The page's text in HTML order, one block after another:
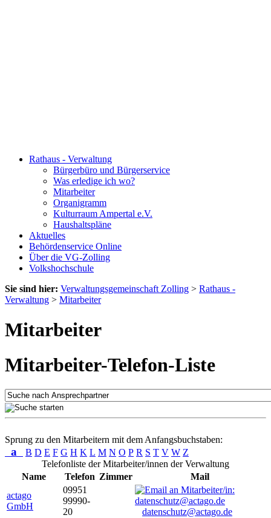
Rathaus - Verwaltung
Bürgerbüro und Bürgerservice
Was erledige ich wo?
Mitarbeiter
Organigramm
Kulturraum Ampertal e.V.
Haushaltspläne
Aktuelles
Behördenservice Online
Über die VG-Zolling
Volkshochschule
Sie sind hier: Verwaltungsgemeinschaft Zolling > Rathaus -
Verwaltung > Mitarbeiter
Mitarbeiter
Mitarbeiter-Telefon-Liste
Sprung zu den Mitarbeitern mit dem Anfangsbuchstaben:
a B D E F G H K L M N O P R S T V W Z
Telefonliste der Mitarbeiter/innen der Verwaltung
Name
Telefon Zimmer
Mail
actago
GmbH
09951
99990-
20
datenschutz@actago.de